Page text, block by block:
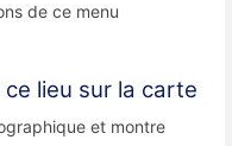
de ce menu
lieu sur la carte
et montre